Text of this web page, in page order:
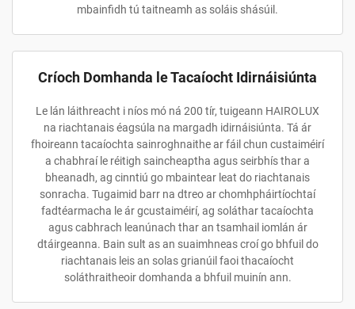
mbainfidh tú taitneamh as soláis shásúil.
Críoch Domhanda le Tacaíocht Idirnáisiúnta
Le lán láithreacht i níos mó ná 200 tír, tuigeann HAIROLUX
na riachtanais éagsúla na margadh idirnáisiúnta. Tá ár
fhoireann tacaíochta sainroghnaithe ar fáil chun custaiméirí
a chabhraí le réitigh saincheaptha agus seirbhís thar a
bheanadh, ag cinntiú go mbaintear leat do riachtanais
sonracha. Tugaimid barr na dtreo ar chomhpháirtíochtaí
fadtéarmacha le ár gcustaiméirí, ag soláthar tacaíochta
agus cabhrach leanúnach thar an tsamhail iomlán ár
dtáirgeanna. Bain sult as an suaimhneas croí go bhfuil do
riachtanais leis an solas grianúil faoi thacaíocht
soláthraitheoir domhanda a bhfuil muinín ann.